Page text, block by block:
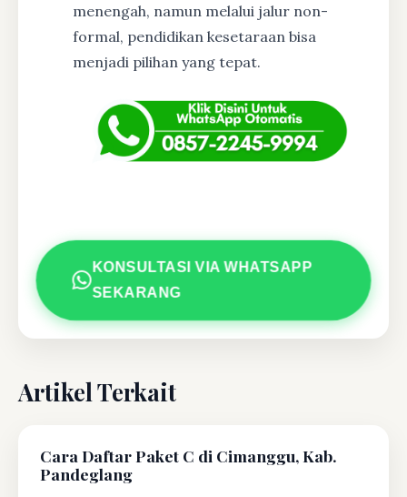
menengah, namun melalui jalur non-
formal, pendidikan kesetaraan bisa
menjadi pilihan yang tepat.
KONSULTASI VIA WHATSAPP
SEKARANG
Artikel Terkait
Cara Daftar Paket C di Cimanggu, Kab.
Pandeglang